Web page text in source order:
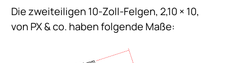
Die zweiteiligen 10-Zoll-Felgen, 2,10 × 10,
von PX & co. haben folgende Maße: